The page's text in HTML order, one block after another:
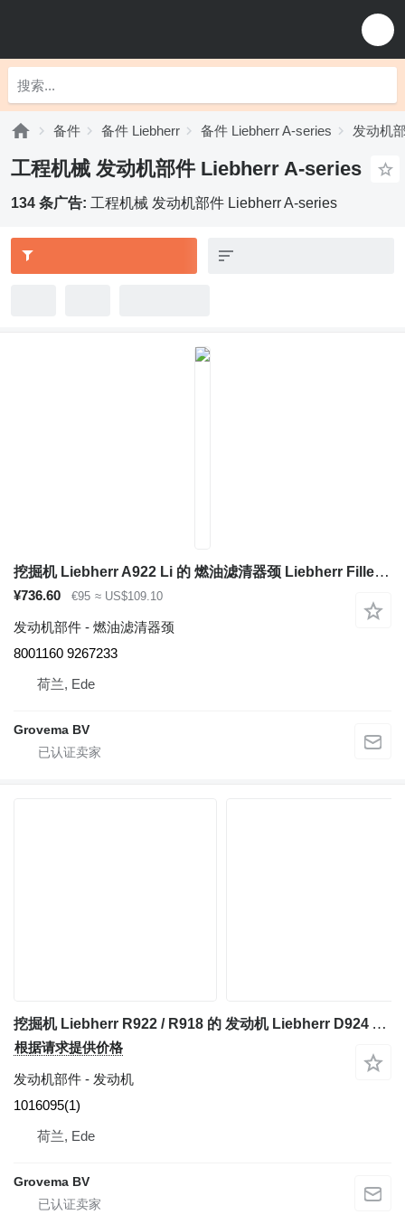
备件 备件 Liebherr 备件 Liebherr A-series 发动机
工程机械 发动机部件 Liebherr A-series
134 条广告: 工程机械 发动机部件 Liebherr A-series
挖掘机 Liebherr A922 Li 的 燃油滤清器颈 Liebherr Filler Neck 8001160
¥736.60 €95 ≈ US$109.10
发动机部件 - 燃油滤清器颈
8001160 9267233
荷兰, Ede
Grovema BV
挖掘机 Liebherr R922 / R918 的 发动机 Liebherr D924 A7-04 129kw 1016095(1)
根据请求提供价格
发动机部件 - 发动机
1016095(1)
荷兰, Ede
Grovema BV